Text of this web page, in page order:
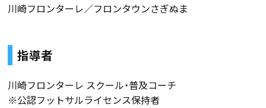
川崎フロンターレ／フロンタウンさぎぬま
指導者
川崎フロンターレ スクール・普及コーチ
※公認フットサルライセンス保持者